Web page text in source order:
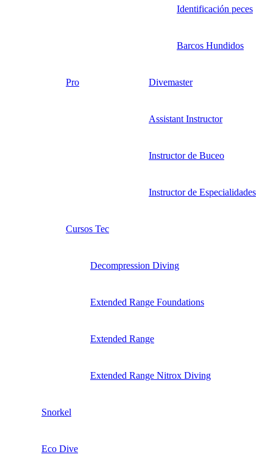
Identificación peces
Barcos Hundidos
Pro Divemaster
Assistant Instructor
Instructor de Buceo
Instructor de Especialidades
Cursos Tec
Decompression Diving
Extended Range Foundations
Extended Range
Extended Range Nitrox Diving
Snorkel
Eco Dive